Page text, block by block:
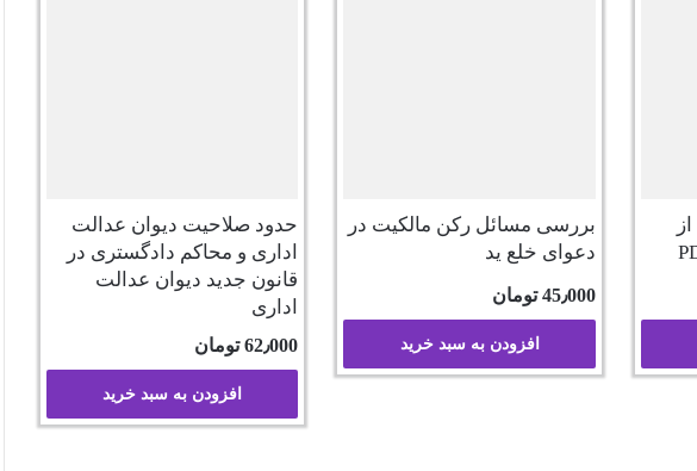
بررسی مسائل رکن مالکیت در
دعوای خلع ید
45٫000 تومان
افزودن به سبد خرید
حدود صلاحیت دیوان عدالت
اداری و محاکم دادگستری در
قانون جدید دیوان عدالت
اداری
62٫000 تومان
افزودن به سبد خرید